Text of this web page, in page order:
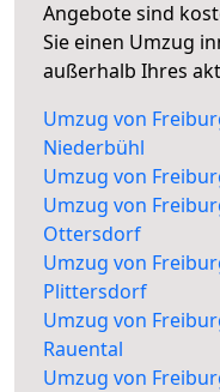
Angebote sind
Sie einen Umzug
außerhalb Ihres
Umzug von
Niederbühl
Umzug von
Umzug von
Ottersdorf
Umzug von
Plittersdorf
Umzug von
Rauental
Umzug von